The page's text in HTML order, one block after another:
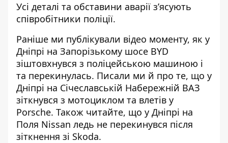
Усі деталі та обставини аварії з’ясують
співробітники поліції.
Раніше ми публікували відео моменту, як у
Дніпрі на Запорізькому шосе BYD
зіштовхнувся з поліцейською машиною і
та перекинулась. Писали ми й про те, що у
Дніпрі на Січеславській Набережній ВАЗ
зіткнувся з мотоциклом та влетів у
Porsche. Також читайте, що у Дніпрі на
Поля Nissan ледь не перекинувся після
зіткнення зі Skoda.